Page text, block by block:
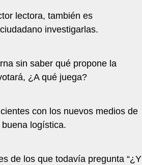
lectora, también es
investigarlas.
sin saber qué propone la
¿A qué juega?
con los nuevos medios de
logística.
de los que todavía pregunta “¿Y